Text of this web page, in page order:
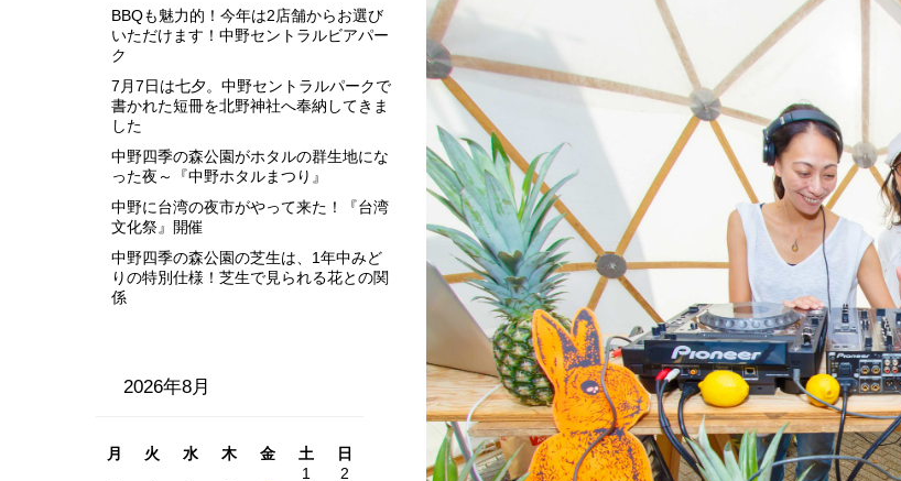
BBQも魅力的！今年は2店舗からお選び
いただけます！中野セントラルビアパー
ク
7月7日は七夕。中野セントラルパークで
書かれた短冊を北野神社へ奉納してきま
した
中野四季の森公園がホタルの群生地にな
った夜～『中野ホタルまつり』
中野に台湾の夜市がやって来た！『台湾
文化祭』開催
中野四季の森公園の芝生は、1年中みど
りの特別仕様！芝生で見られる花との関
係
2026年8月
月 火 水 木 金 土
日
1
2